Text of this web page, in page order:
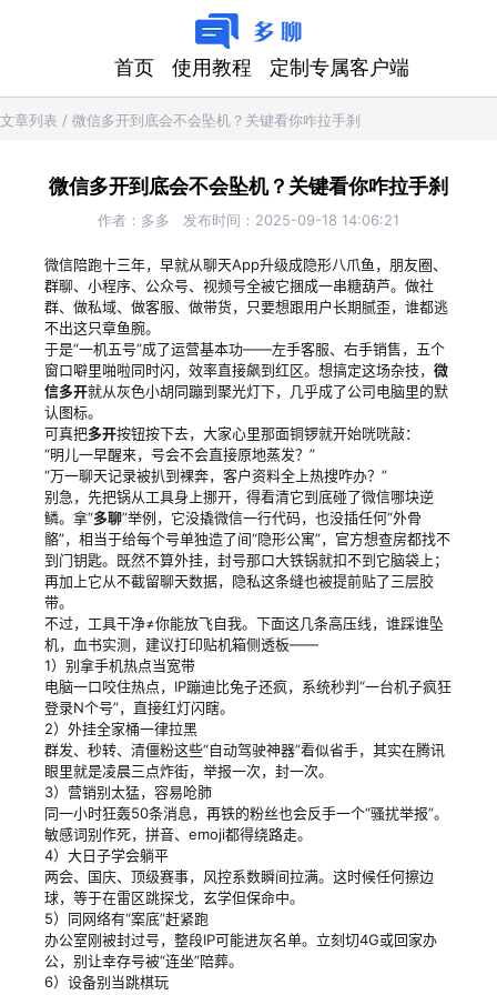
首页 使用教程 定制专属客户端
文章列表 / 微信多开到底会不会坠机？关键看你咋拉手刹
微信多开到底会不会坠机？关键看你咋拉手刹
作者： 多多 发布时间： 2025-09-18 14:06:21
微信陪跑十三年，早就从聊天App升级成隐形八爪鱼，朋友圈、
群聊、小程序、公众号、视频号全被它捆成一串糖葫芦。做社
群、做私域、做客服、做带货，只要想跟用户长期腻歪，谁都逃
不出这只章鱼腕。
于是“一机五号”成了运营基本功——左手客服、右手销售，五个
窗口噼里啪啦同时闪，效率直接飙到红区。想搞定这场杂技， 微
信多开就从灰色小胡同蹦到聚光灯下，几乎成了公司电脑里的默
认图标。
可真把多开按钮按下去，大家心里那面铜锣就开始咣咣敲：
“明儿一早醒来，号会不会直接原地蒸发？”
“万一聊天记录被扒到裸奔，客户资料全上热搜咋办？”
别急，先把锅从工具身上挪开，得看清它到底碰了微信哪块逆
鳞。拿“多聊”举例，它没撬微信一行代码，也没插任何“外骨
骼”，相当于给每个号单独造了间“隐形公寓”，官方想查房都找不
到门钥匙。既然不算外挂，封号那口大铁锅就扣不到它脑袋上；
再加上它从不截留聊天数据，隐私这条缝也被提前贴了三层胶
带。
不过，工具干净≠你能放飞自我。下面这几条高压线，谁踩谁坠
机，血书实测，建议打印贴机箱侧透板——
1）别拿手机热点当宽带
电脑一口咬住热点，IP蹦迪比兔子还疯，系统秒判“一台机子疯狂
登录N个号”，直接红灯闪瞎。
2）外挂全家桶一律拉黑
群发、秒转、清僵粉这些“自动驾驶神器”看似省手，其实在腾讯
眼里就是凌晨三点炸街，举报一次，封一次。
3）营销别太猛，容易呛肺
同一小时狂轰50条消息，再铁的粉丝也会反手一个“骚扰举报”。
敏感词别作死，拼音、emoji都得绕路走。
4）大日子学会躺平
两会、国庆、顶级赛事，风控系数瞬间拉满。这时候任何擦边
球，等于在雷区跳探戈，玄学但保命中。
5）同网络有“案底”赶紧跑
办公室刚被封过号，整段IP可能进灰名单。立刻切4G或回家办
公，别让幸存号被“连坐”陪葬。
6）设备别当跳棋玩